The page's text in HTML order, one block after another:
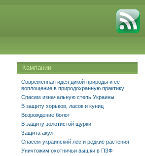
Кампании
Современная идея дикой природы и ее
воплощение в природохранную практику
Спасем изначальную степь Украины
В защиту хорьков, ласок и куниц
Возрождение болот
В защиту золотистой щурки
Защита акул
Спасем украинский лес и редкие растения
Уничтожим охотничьи вышки в ПЗФ